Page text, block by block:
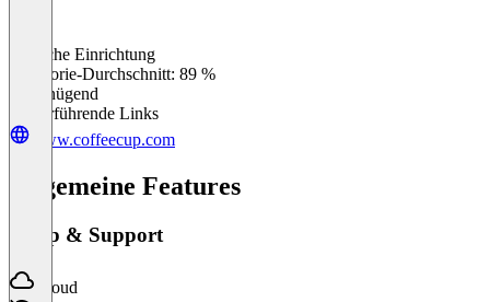
Einfache Einrichtung
Kategorie-Durchschnitt: 89 %
Ungenügend
Weiterführende Links
www.coffeecup.com
Allgemeine Features
Setup & Support
Cloud